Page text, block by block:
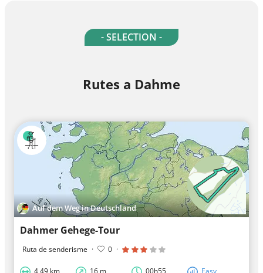
- SELECTION -
Rutes a Dahme
Auf dem Weg in Deutschland
Dahmer Gehege-Tour
Ruta de senderisme · 0 ·
4,49 km 16 m 00h55 Easy